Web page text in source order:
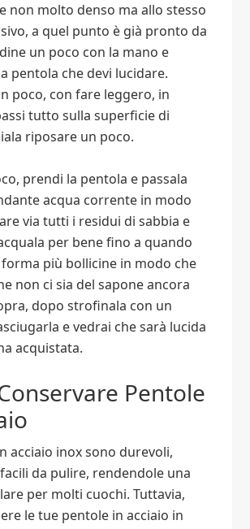
non molto denso ma allo stesso
a quel punto è già pronto da
un poco con la mano e
pentola che devi lucidare.
poco, con fare leggero, in
tutto sulla superficie di
riposare un poco.
prendi la pentola e passala
acqua corrente in modo
via tutti i residui di sabbia e
per bene fino a quando
forma più bollicine in modo che
non ci sia del sapone ancora
dopo strofinala con un
e vedrai che sarà lucida
acquistata.
Pentole
acciaio inox sono durevoli,
da pulire, rendendole una
per molti cuochi. Tuttavia,
le tue pentole in acciaio in